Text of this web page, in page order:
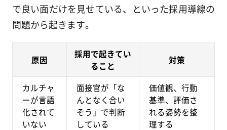
で良い面だけを見せている、といった採用導線の
問題から起きます。
原因
採用で起きてい
ること
対策
カルチャ
ーが言語
化されて
いない
面接官が「な
んとなく合い
そう」で判断
している
価値観、行動
基準、評価さ
れる姿勢を整
理する